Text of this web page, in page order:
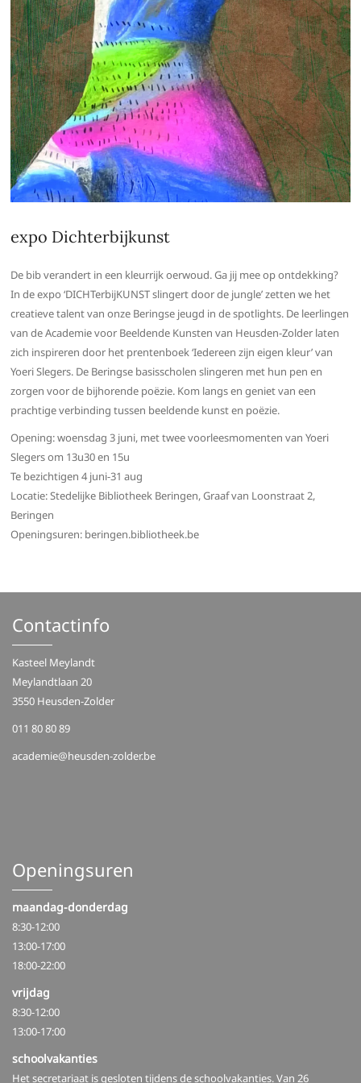
expo Dichterbijkunst
De bib verandert in een kleurrijk oerwoud. Ga jij mee op ontdekking?
In de expo ‘DICHTerbijKUNST slingert door de jungle’ zetten we het
creatieve talent van onze Beringse jeugd in de spotlights. De leerlingen
van de Academie voor Beeldende Kunsten van Heusden-Zolder laten
zich inspireren door het prentenboek ‘Iedereen zijn eigen kleur’ van
Yoeri Slegers. De Beringse basisscholen slingeren met hun pen en
zorgen voor de bijhorende poëzie. Kom langs en geniet van een
prachtige verbinding tussen beeldende kunst en poëzie.
Opening: woensdag 3 juni, met twee voorleesmomenten van Yoeri
Slegers om 13u30 en 15u
Te bezichtigen 4 juni-31 aug
Locatie: Stedelijke Bibliotheek Beringen, Graaf van Loonstraat 2,
Beringen
Openingsuren: beringen.bibliotheek.be
Contactinfo
Kasteel Meylandt
Meylandtlaan 20
3550 Heusden-Zolder
011 80 80 89
academie@heusden-zolder.be
Openingsuren
maandag-donderdag
8:30-12:00
13:00-17:00
18:00-22:00
vrijdag
8:30-12:00
13:00-17:00
schoolvakanties
Het secretariaat is gesloten tijdens de schoolvakanties. Van 26